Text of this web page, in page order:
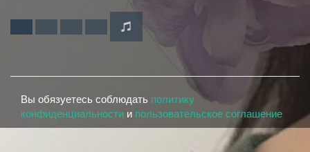
Вы обязуетесь соблюдать политику
конфиденциальности и пользовательское соглашение